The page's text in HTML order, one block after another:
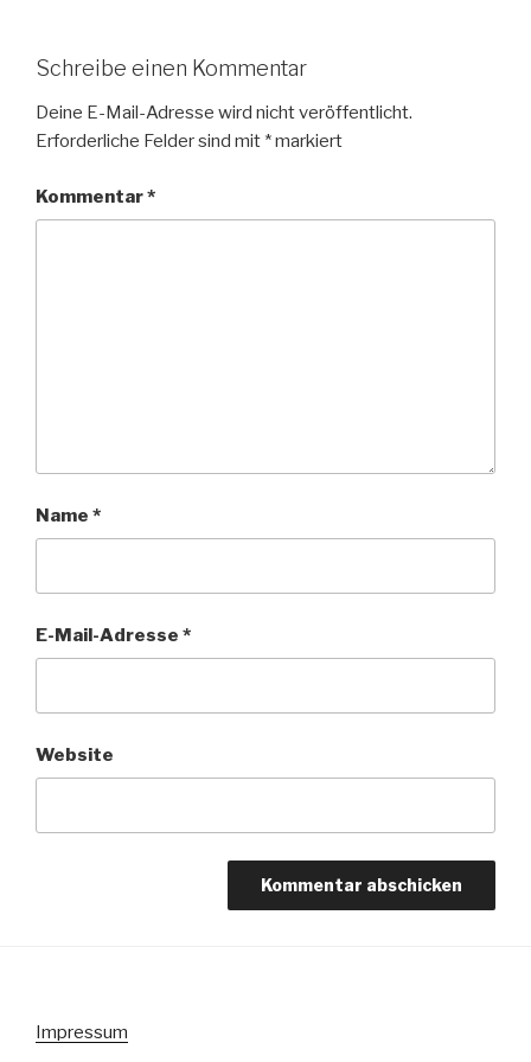
Schreibe einen Kommentar
Deine E-Mail-Adresse wird nicht veröffentlicht.
Erforderliche Felder sind mit *markiert
Kommentar*
Name *
E-Mail-Adresse *
Website
Impressum